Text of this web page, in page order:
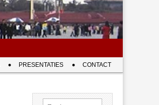
PRESENTATIES CONTACT